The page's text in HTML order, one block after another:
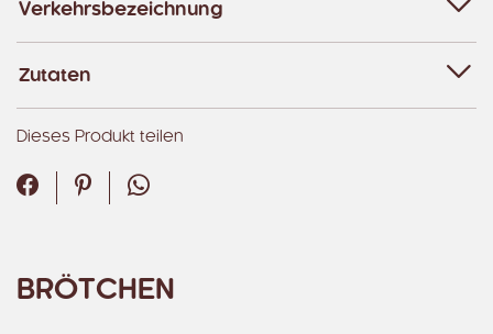
Verkehrsbezeichnung
Zutaten
Dieses Produkt teilen
Facebook
PinterestWhatsApp
BRÖTCHEN